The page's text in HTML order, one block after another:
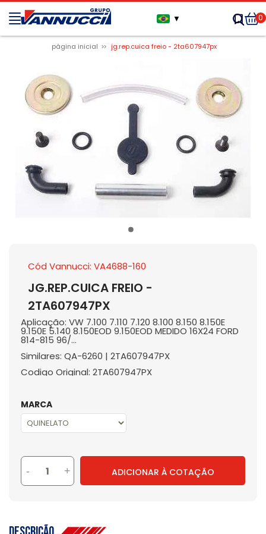
▼ 0
página inicial jg.rep.cuica freio - 2ta607947px
Cód Vannucci: VA4688-160
JG.REP.CUICA FREIO -
2TA607947PX
Aplicação: VW 7.100 7.110 7.120 8.100 8.150 8.150E
9.150E 5.140 8.150EOD 9.150EOD MEDIDO 16X24 FORD
814-815 96/...
Similares: QA-6260 | 2TA607947PX
Codigo Original: 2TA607947PX
MARCA
- + ADICIONAR À COTAÇÃO